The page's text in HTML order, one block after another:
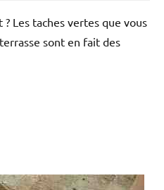
Les taches vertes que vous
sont en fait des